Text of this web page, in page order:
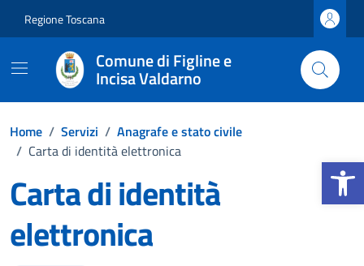
Apri la
Regione Toscana
Comune di Figline e
Incisa Valdarno
Home / Servizi / Anagrafe e stato civile
/ Carta di identità elettronica
Carta di identità
elettronica